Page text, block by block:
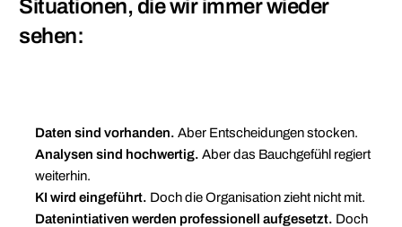
Situationen, die wir immer wieder
sehen:
Daten sind vorhanden. Aber Entscheidungen stocken.
Analysen sind hochwertig. Aber das Bauchgefühl regiert
weiterhin.
KI wird eingeführt. Doch die Organisation zieht nicht mit.
Datenintiativen werden professionell aufgesetzt. Doch